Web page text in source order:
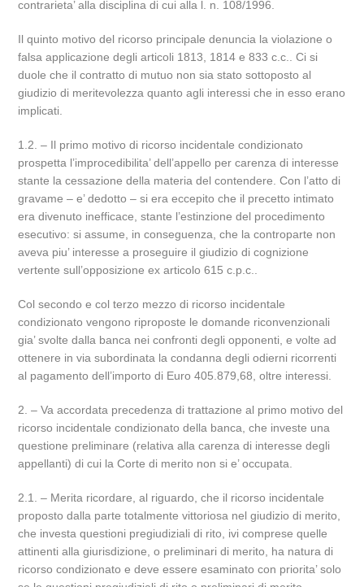
contrarieta’ alla disciplina di cui alla l. n. 108/1996.
Il quinto motivo del ricorso principale denuncia la violazione o
falsa applicazione degli articoli 1813, 1814 e 833 c.c.. Ci si
duole che il contratto di mutuo non sia stato sottoposto al
giudizio di meritevolezza quanto agli interessi che in esso erano
implicati.
1.2. – Il primo motivo di ricorso incidentale condizionato
prospetta l’improcedibilita’ dell’appello per carenza di interesse
stante la cessazione della materia del contendere. Con l’atto di
gravame – e’ dedotto – si era eccepito che il precetto intimato
era divenuto inefficace, stante l’estinzione del procedimento
esecutivo: si assume, in conseguenza, che la controparte non
aveva piu’ interesse a proseguire il giudizio di cognizione
vertente sull’opposizione ex articolo 615 c.p.c..
Col secondo e col terzo mezzo di ricorso incidentale
condizionato vengono riproposte le domande riconvenzionali
gia’ svolte dalla banca nei confronti degli opponenti, e volte ad
ottenere in via subordinata la condanna degli odierni ricorrenti
al pagamento dell’importo di Euro 405.879,68, oltre interessi.
2. – Va accordata precedenza di trattazione al primo motivo del
ricorso incidentale condizionato della banca, che investe una
questione preliminare (relativa alla carenza di interesse degli
appellanti) di cui la Corte di merito non si e’ occupata.
2.1. – Merita ricordare, al riguardo, che il ricorso incidentale
proposto dalla parte totalmente vittoriosa nel giudizio di merito,
che investa questioni pregiudiziali di rito, ivi comprese quelle
attinenti alla giurisdizione, o preliminari di merito, ha natura di
ricorso condizionato e deve essere esaminato con priorita’ solo